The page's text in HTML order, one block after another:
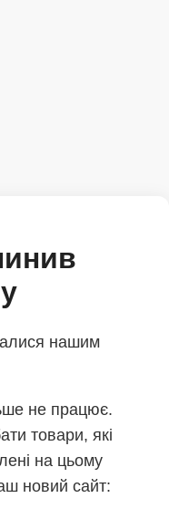
нашим
не працює.
товари, які
на цьому
новий сайт: